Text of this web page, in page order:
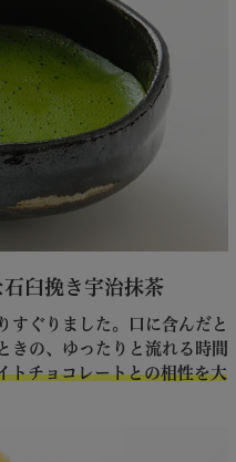
臼挽き宇治抹茶
すぐりました。口に含んだと
きの、ゆったりと流れる時間
トチョコレートとの相性を大